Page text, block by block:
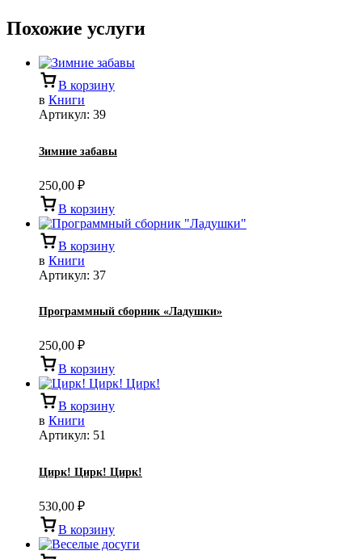
Похожие услуги
В корзину
в Книги
Артикул: 39
Зимние забавы
250,00 ₽
В корзину
В корзину
в Книги
Артикул: 37
Программный сборник «Ладушки»
250,00 ₽
В корзину
В корзину
в Книги
Артикул: 51
Цирк! Цирк! Цирк!
530,00 ₽
В корзину